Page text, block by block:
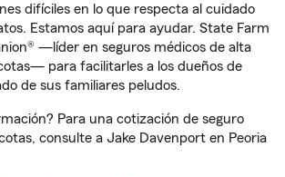
difíciles en lo que respecta al cuidado
Estamos aquí para ayudar. State Farm
—líder en seguros médicos de alta
para facilitarles a los dueños de
de sus familiares peludos.
Para una cotización de seguro
consulte a Jake Davenport en Peoria